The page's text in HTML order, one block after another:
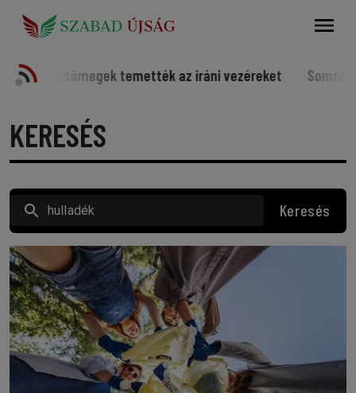
temették az iráni vezéreket Somorjai sportolók a
KERESÉS
Keresés